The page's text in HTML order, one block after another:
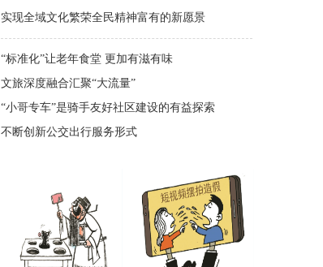
实现全域文化繁荣全民精神富有的新愿景
“标准化”让老年食堂 更加有滋有味
文旅深度融合汇聚“大流量”
“小哥专车”是骑手友好社区建设的有益探索
不断创新公交出行服务形式